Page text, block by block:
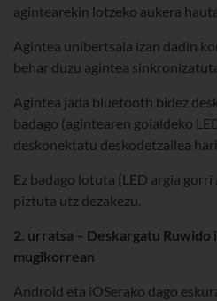
agintearekin lotzeko aukera
Agintea unibertsala izan dadin
behar duzu agintea
Agintea jada bluetooth bidez
badago (agintearen goialdeko
deskonektatu deskodetzailea
Ez badago lotuta (LED argia
piztuta utz dezakezu.
2. urratsa – Deskargatu
mugikorrean
Android eta iOSerako dago